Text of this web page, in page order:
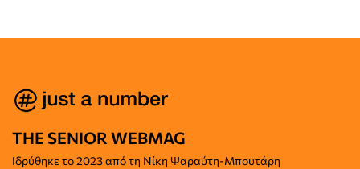
THE SENIOR WEBMAG
Iδρύθηκε το2023 από τη Νίκη Ψαραύτη-Μπουτάρη